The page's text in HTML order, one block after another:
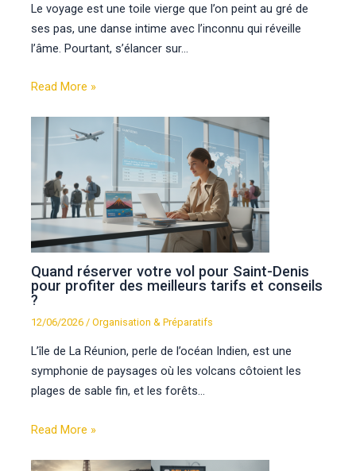
Le voyage est une toile vierge que l’on peint au gré de
ses pas, une danse intime avec l’inconnu qui réveille
l’âme. Pourtant, s’élancer sur…
Read More »
Quand réserver votre vol pour Saint-Denis
pour profiter des meilleurs tarifs et conseils
?
12/06/2026 /Organisation & Préparatifs
L’île de La Réunion, perle de l’océan Indien, est une
symphonie de paysages où les volcans côtoient les
plages de sable fin, et les forêts…
Read More »